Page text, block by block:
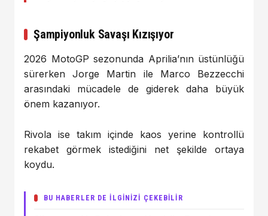
Şampiyonluk Savaşı Kızışıyor
2026 MotoGP sezonunda Aprilia’nın üstünlüğü
sürerken Jorge Martin ile Marco Bezzecchi
arasındaki mücadele de giderek daha büyük
önem kazanıyor.
Rivola ise takım içinde kaos yerine kontrollü
rekabet görmek istediğini net şekilde ortaya
koydu.
BU HABERLER DE İLGİNİZİ ÇEKEBİLİR